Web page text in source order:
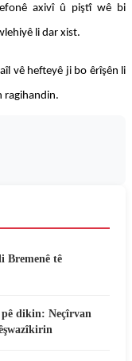
axivî û piştî wê bi
li dar xist.
vê hefteyê ji bo êrîşên li
ragihandin.
Bremenê tê
dikin: Neçîrvan